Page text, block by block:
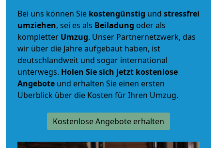
Bei uns können Sie kostengünstig und stressfrei
umziehen, sei es als Beiladung oder als
kompletter Umzug. Unser Partnernetzwerk, das
wir über die Jahre aufgebaut haben, ist
deutschlandweit und sogar international
unterwegs. Holen Sie sich jetzt kostenlose
Angebote und erhalten Sie einen ersten
Überblick über die Kosten für Ihren Umzug.
Kostenlose Angebote erhalten